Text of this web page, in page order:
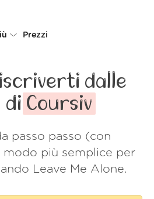
funziona
of Love
Prezzi
dalle
di Coursiv
passo passo (con
modo più semplice per
Leave Me Alone.